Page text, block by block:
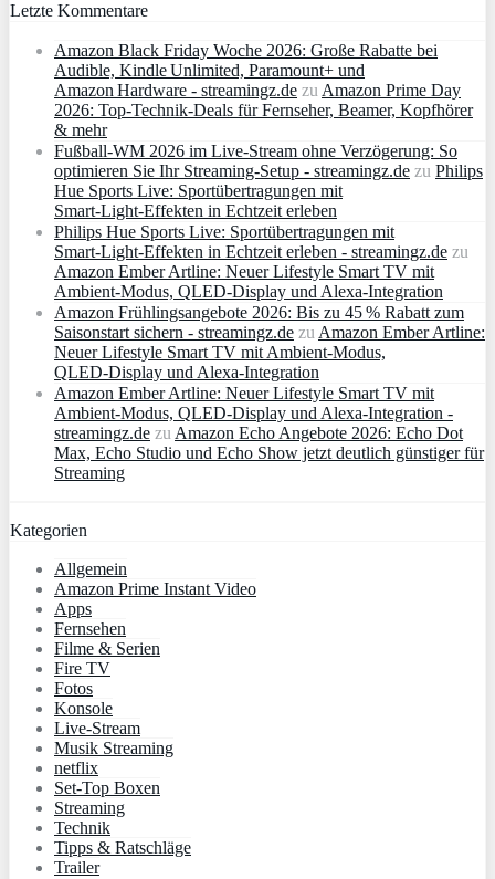
Letzte Kommentare
Amazon Black Friday Woche 2026: Große Rabatte bei
Audible, Kindle Unlimited, Paramount+ und
Amazon Hardware - streamingz.de zuAmazon Prime Day
2026: Top-Technik-Deals für Fernseher, Beamer, Kopfhörer
& mehr
Fußball-WM 2026 im Live-Stream ohne Verzögerung: So
optimieren Sie Ihr Streaming-Setup - streamingz.de zu Philips
Hue Sports Live: Sportübertragungen mit
Smart‑Light‑Effekten in Echtzeit erleben
Philips Hue Sports Live: Sportübertragungen mit
Smart‑Light‑Effekten in Echtzeit erleben - streamingz.de zu
Amazon Ember Artline: Neuer Lifestyle Smart TV mit
Ambient‑Modus, QLED‑Display und Alexa‑Integration
Amazon Frühlingsangebote 2026: Bis zu 45 % Rabatt zum
Saisonstart sichern - streamingz.de zuAmazon Ember Artline:
Neuer Lifestyle Smart TV mit Ambient‑Modus,
QLED‑Display und Alexa‑Integration
Amazon Ember Artline: Neuer Lifestyle Smart TV mit
Ambient‑Modus, QLED‑Display und Alexa‑Integration -
streamingz.de zuAmazon Echo Angebote 2026: Echo Dot
Max, Echo Studio und Echo Show jetzt deutlich günstiger für
Streaming
Kategorien
Allgemein
Amazon Prime Instant Video
Apps
Fernsehen
Filme & Serien
Fire TV
Fotos
Konsole
Live-Stream
Musik Streaming
netflix
Set-Top Boxen
Streaming
Technik
Tipps & Ratschläge
Trailer